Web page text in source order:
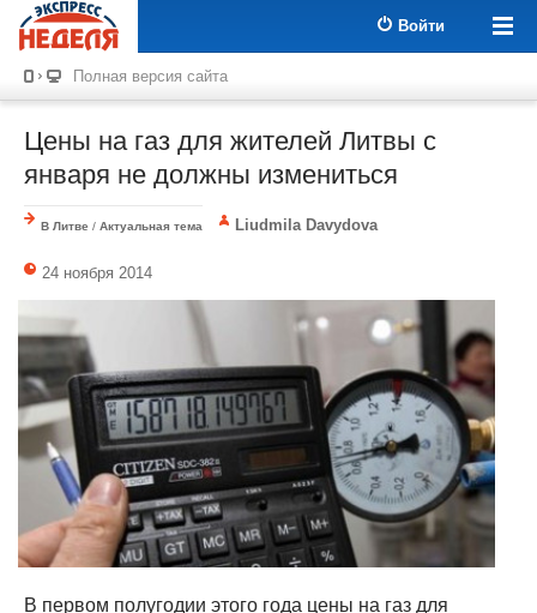
Войти
Полная версия сайта
Цены на газ для жителей Литвы с
января не должны измениться
В Литве / Актуальная тема Liudmila Davydova
24 ноября 2014
В первом полугодии этого года цены на газ для